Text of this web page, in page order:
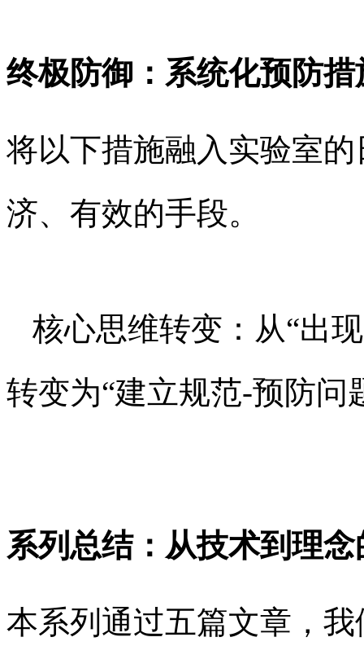
终极防御：系统化预防措
将以下措施融入实验室
济、有效的手段。
核心思维转变：从“出
转变为“建立规范-预防问
系列总结：从技术到理
本系列通过五篇文章，